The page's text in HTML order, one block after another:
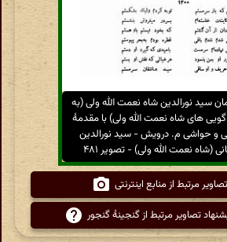
سید نورالدین شاه نعمت الله ولی (به
های شاه نعمت الله ولی) با مقدمهٔ
و حواشی م. درویش - سید نورالدین
(شاه نعمت الله ولی) - تصویر ۴۸۱
مرتبط از منابع اینترنتی
تصاویر مرتبط از گنجینهٔ گنجور